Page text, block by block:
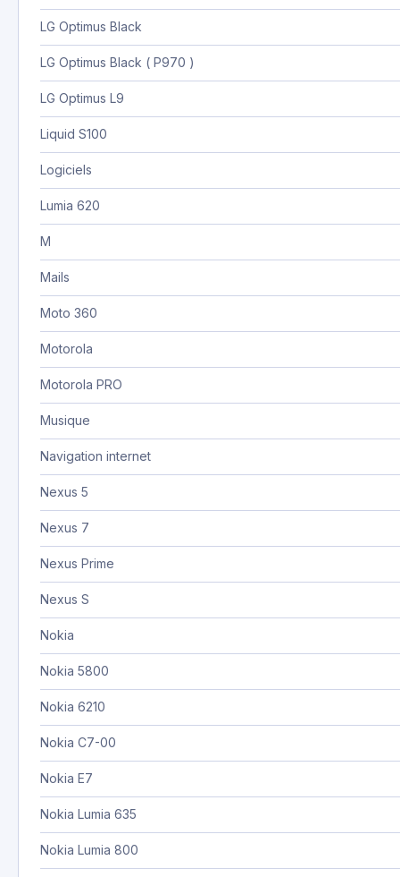
LG Optimus Black
LG Optimus Black ( P970 )
LG Optimus L9
Liquid S100
Logiciels
Lumia 620
M
Mails
Moto 360
Motorola
Motorola PRO
Musique
Navigation internet
Nexus 5
Nexus 7
Nexus Prime
Nexus S
Nokia
Nokia 5800
Nokia 6210
Nokia C7-00
Nokia E7
Nokia Lumia 635
Nokia Lumia 800